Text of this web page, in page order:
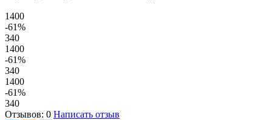
1400
-61%
340
1400
-61%
340
1400
-61%
340
Отзывов: 0 Написать отзыв